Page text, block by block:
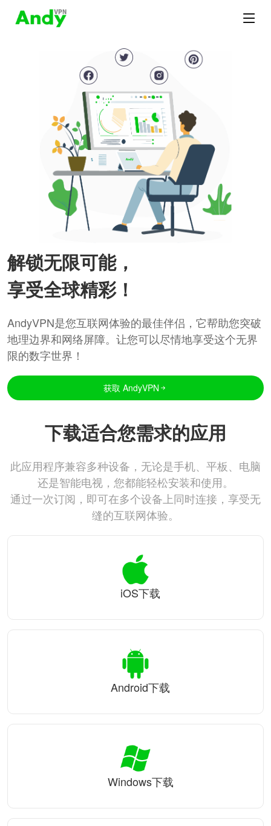
解锁无限可能，
享受全球精彩！
AndyVPN是您互联网体验的最佳伴侣，它帮助您突破
地理边界和网络屏障。让您可以尽情地享受这个无界
限的数字世界！
获取 AndyVPN
下载适合您需求的应用
此应用程序兼容多种设备，无论是手机、平板、电脑
还是智能电视，您都能轻松安装和使用。
通过一次订阅，即可在多个设备上同时连接，享受无
缝的互联网体验。
iOS下载
Android下载
Windows下载